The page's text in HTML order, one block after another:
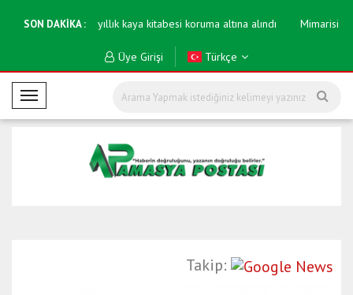
SON DAKİKA :600 yıllık kaya kitabesi koruma altına alındı Mimarisi ile
Üye Girişi Türkçe
M
o
Takip: